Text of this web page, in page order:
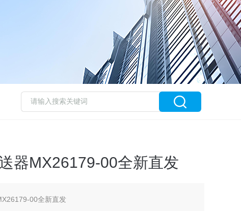
器MX26179-00全新直发
00全新直发